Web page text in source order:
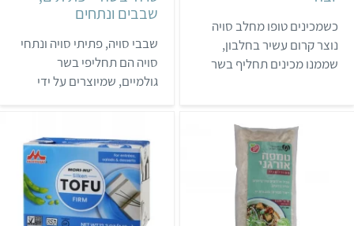
למתכון יובה
למתכוני סייטן
למתכוני שבבים, פתיתים ונתחים
כשמכינים טופו מחלב סויה
נוצר קרום עשיר בחלבון,
שממנו מכינים תחליף בשר
והיא מתאימה לבישול
מוקפצים, חמין, סלטים,
שיפודים טבעוניים ומאכלים
טעימים נוספים. לפי הוראות
היצרנים, את היובה משרים
במים פושרים (למרות שחלק
שבבים ונתחים
שבבי סויה, פתיתי סויה ונתחי
סויה הם תחליפי בשר
גולמיים, שמיוצרים על ידי
דלים בשומן ובעלי חיי מדף
ארוכים. אפשר לרכוש אותם
בעיקר בחנויות טבע בתפזורת
או ארוזים. למרות שכולם
עשויים באותה שיטה, הצורות